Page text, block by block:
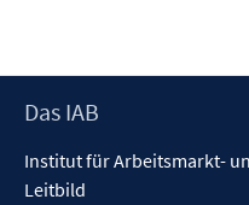
Footer
Das IAB
Institut für Arbeitsmarkt-
Leitbild